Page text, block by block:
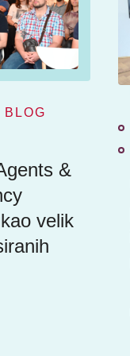
BLOG
&
velik